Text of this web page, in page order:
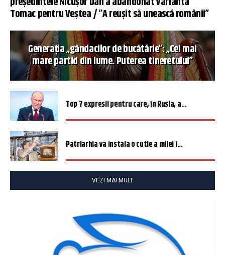
Tomac pentru Veștea / ”A reușit să unească românii”
Generația „gândacilor de bucătărie”: „Cel mai
mare partid din lume. Puterea tineretului”
Top 7 expresii pentru care, în Rusia, a...
Patriarhia va instala o cutie a milei î...
VEZI MAI MULT